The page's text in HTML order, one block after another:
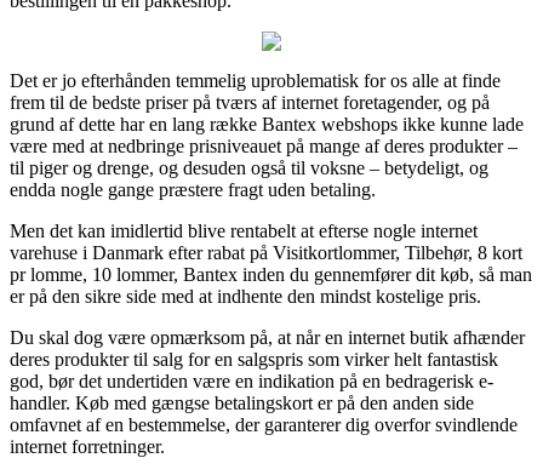
Det er jo efterhånden temmelig uproblematisk for os alle at finde
frem til de bedste priser på tværs af internet foretagender, og på
grund af dette har en lang række Bantex webshops ikke kunne lade
være med at nedbringe prisniveauet på mange af deres produkter –
til piger og drenge, og desuden også til voksne – betydeligt, og
endda nogle gange præstere fragt uden betaling.
Men det kan imidlertid blive rentabelt at efterse nogle internet
varehuse i Danmark efter rabat på Visitkortlommer, Tilbehør, 8 kort
pr lomme, 10 lommer, Bantex inden du gennemfører dit køb, så man
er på den sikre side med at indhente den mindst kostelige pris.
Du skal dog være opmærksom på, at når en internet butik afhænder
deres produkter til salg for en salgspris som virker helt fantastisk
god, bør det undertiden være en indikation på en bedragerisk e-
handler. Køb med gængse betalingskort er på den anden side
omfavnet af en bestemmelse, der garanterer dig overfor svindlende
internet forretninger.